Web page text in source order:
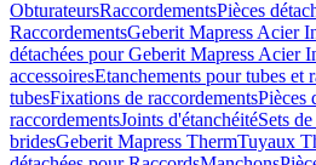
ObturateursRaccordementsPièces
RaccordementsGeberit Mapress Acier
détachées pour Geberit Mapress Acier
accessoiresEtanchements pour tubes et
tubesFixations de raccordementsPièces
raccordementsJoints d'étanchéitéSets
bridesGeberit Mapress ThermTuyaux